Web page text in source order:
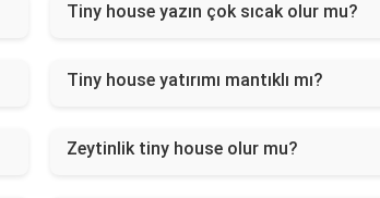
Tiny house yazın çok sıcak olur mu?
Tiny house yatırımı mantıklı mı?
Zeytinlik tiny house olur mu?